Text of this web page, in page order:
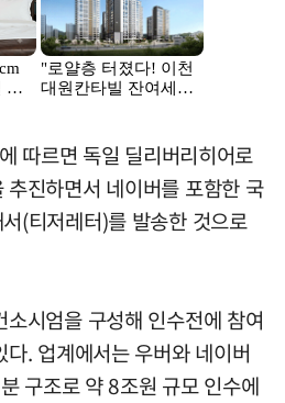
따르면 독일 딜리버리히어로
진하면서 네이버를 포함한 국
(티저레터)를 발송한 것으로
시엄을 구성해 인수전에 참여
. 업계에서는 우버와 네이버
구조로 약 8조원 규모 인수에